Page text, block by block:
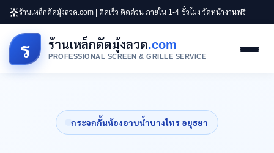
ร้านเหล็กดัดมุ้งลวด.com | ติดเร็ว ติดด่วน ภายใน 1-4 ชั่วโมง วัดหน้างานฟรี
ร ร้านเหล็กดัดมุ้งลวด.com
PROFESSIONAL SCREEN & GRILLE SERVICE
กระจกกั้นห้องอาบน้ำบางไทร อยุธยา